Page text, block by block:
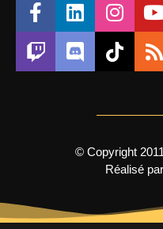
© Copyright
Réalisé